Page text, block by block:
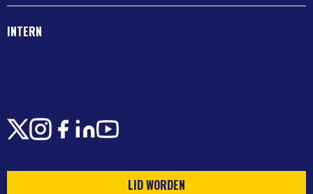
INTERN
X Instagram
Facebook
LinkedIn
Youtube
LID WORDEN